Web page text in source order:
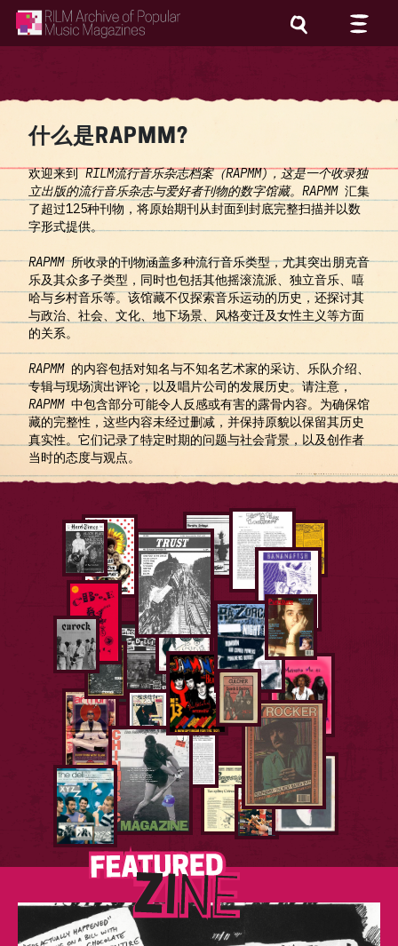
RILM Archive of Popular Music Magazines
什么是RAPMM?
欢迎来到RILM流行音乐杂志档案（RAPMM)，这是一个收录独
立出版的流行音乐杂志与爱好者刊物的数字馆藏。RAPMM汇集
了超过125种刊物，将原始期刊从封面到封底完整扫描并以数
字形式提供。
RAPMM所收录的刊物涵盖多种流行音乐类型，尤其突出朋克音
乐及其众多子类型，同时也包括其他摇滚流派、独立音乐、嘻
哈与乡村音乐等。该馆藏不仅探索音乐运动的历史，还探讨其
与政治、社会、文化、地下场景、风格变迁及女性主义等方面
的关系。
RAPMM的内容包括对知名与不知名艺术家的采访、乐队介绍、
专辑与现场演出评论，以及唱片公司的发展历史。请注意，
RAPMM中包含部分可能令人反感或有害的露骨内容。为确保馆
藏的完整性，这些内容未经过删减，并保持原貌以保留其历史
真实性。它们记录了特定时期的问题与社会背景，以及创作者
当时的态度与观点。